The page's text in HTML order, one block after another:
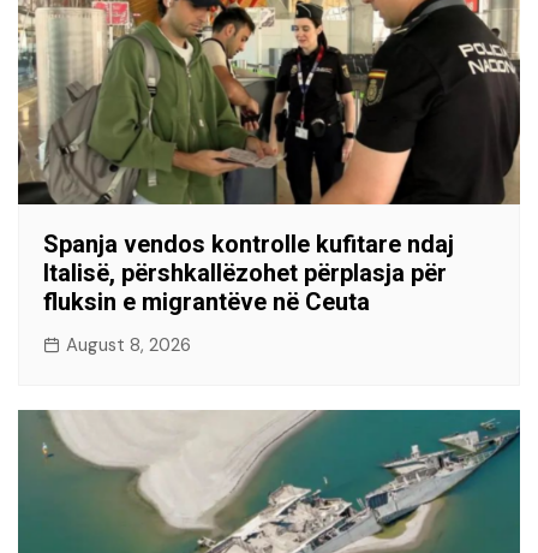
Spanja vendos kontrolle kufitare ndaj
Italisë, përshkallëzohet përplasja për
fluksin e migrantëve në Ceuta
August 8, 2026